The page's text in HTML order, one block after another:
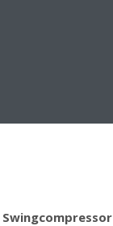
Swingcompressor